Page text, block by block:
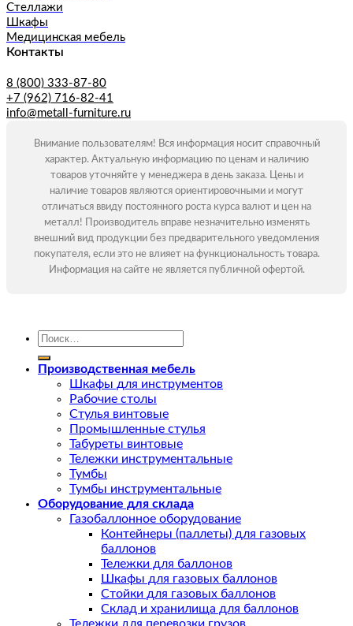
Стеллажи
Шкафы
Медицинская мебель
Контакты
8 (800) 333-87-80
+7 (962) 716-82-41
info@metall-furniture.ru
Внимание пользователям! Вся информация носит справочный
характер. Актуальную информацию по ценам и наличию
товаров уточняйте у менеджера в день заказа. Цены и
наличие товаров являются ориентировочными и могут
отличаться ввиду постоянного роста курса валют и цен на
металл! Производитель вправе незначительно изменять
внешний вид продукции без предварительного уведомления
покупателя, если это не влияет на функциональность товара.
Информация на сайте не является публичной офертой.
Искать:
Производственная мебель
Шкафы для инструментов
Рабочие столы
Стулья винтовые
Промышленные стулья
Табуреты винтовые
Тележки инструментальные
Тумбы
Тумбы инструментальные
Оборудование для склада
Газобаллонное оборудование
Контейнеры (паллеты) для газовых
баллонов
Тележки для баллонов
Шкафы для газовых баллонов
Стойки для газовых баллонов
Склад и хранилища для баллонов